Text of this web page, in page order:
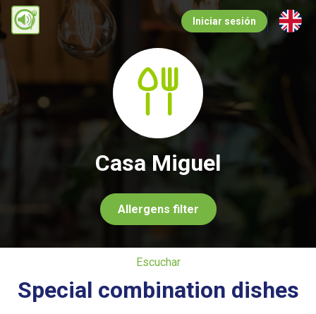
Pasar
al
contenido
Iniciar sesión
Casa Miguel
Allergens filter
Escuchar
Special combination dishes